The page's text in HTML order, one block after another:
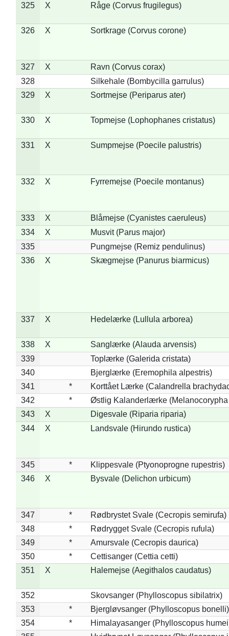
325
X Råge (Corvus frugilegus)
326 X Sortkrage (Corvus corone)
327 X
Ravn (Corvus corax)
328
Silkehale (Bombycilla garrulus)
329
X Sortmejse (Periparus ater)
330 X Topmejse (Lophophanes cristatus)
331 X Sumpmejse (Poecile palustris)
332 X Fyrremejse (Poecile montanus)
333 X
Blåmejse (Cyanistes caeruleus)
334
X
Musvit (Parus major)
335
Pungmejse (Remiz pendulinus)
336
X Skægmejse (Panurus biarmicus)
337 X Hedelærke (Lullula arborea)
338 X
Sanglærke (Alauda arvensis)
339
Toplærke (Galerida cristata)
340
Bjerglærke (Eremophila alpestris)
341
*
Korttået Lærke (Calandrella
342
*
Østlig Kalanderlærke (Melanocorypha
343
X
Digesvale (Riparia riparia)
344
X Landsvale (Hirundo rustica)
345 *
Klippesvale (Ptyonoprogne rupestris)
346
X Bysvale (Delichon urbicum)
347 *
Rødbrystet Svale (Cecropis semirufa)
348
*
Rødrygget Svale (Cecropis rufula)
349
*
Amursvale (Cecropis daurica)
350
*
Cettisanger (Cettia cetti)
351
X Halemejse (Aegithalos caudatus)
352
Skovsanger (Phylloscopus sibilatrix)
353
*
Bjergløvsanger (Phylloscopus bonelli)
354
*
Himalayasanger (Phylloscopus